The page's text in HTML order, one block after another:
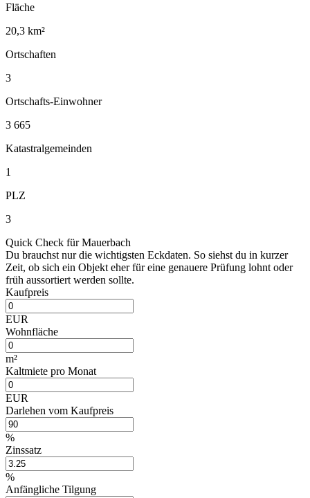
Fläche
20,3 km²
Ortschaften
3
Ortschafts-Einwohner
3 665
Katastralgemeinden
1
PLZ
3
Quick Check für Mauerbach
Du brauchst nur die wichtigsten Eckdaten. So siehst du in kurzer
Zeit, ob sich ein Objekt eher für eine genauere Prüfung lohnt oder
früh aussortiert werden sollte.
Kaufpreis
EUR
Wohnfläche
m²
Kaltmiete pro Monat
EUR
Darlehen vom Kaufpreis
%
Zinssatz
%
Anfängliche Tilgung